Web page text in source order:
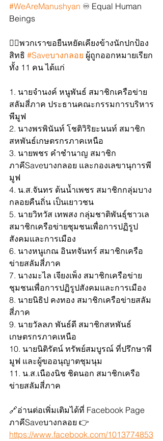
#WeAreManushyan ♾ Equal Human
Beings
✊🏼พวกเราขอยืนหยัดเคียงข้างนักปกป้อง
สิทธิ #Saveบางกลอย ผู้ถูกออกหมายเรียก
ทั้ง 11 คน ได้แก่
1. นายจำนงค์ หนูพันธ์ สมาชิกเครือข่าย
สลัมสี่ภาค ประธานคณะกรรมการบริหาร
พีมูฟ
2. นางพรพินันท์ โชติวิริยะนนท์ สมาชิก
สหพันธ์เกษตรกรภาคเหนือ
3. นายพชร คำชำนาญ สมาชิก
ภาคีSaveบางกลอย และกองเลขานุการพี
มูฟ
4. น.ส.จันทร ต้นน้ำเพชร สมาชิกกลุ่มบาง
กลอยคืนถิ่น เป็นเยาวชน
5. นายวิทวัส เทพสง กลุ่มชาติพันธุ์ชาวเล
สมาชิกเครือข่ายชุมชนเพื่อการปฏิรูป
สังคมและการเมือง
6. นางหนูเกณ อินทจันทร์ สมาชิกเครือ
ข่ายสลัมสี่ภาค
7. นางมะไล เจียงเพ็ง สมาชิกเครือข่าย
ชุมชนเพื่อการปฏิรูปสังคมและการเมือง
8. นายนิธิป คงทอง สมาชิกเครือข่ายสลัม
สี่ภาค
9. นายวัลลภ พันธ์ดี สมาชิกสหพันธ์
เกษตรกรภาคเหนือ
10. นายนิติรัตน์ ทรัพย์สมบูรณ์ ที่ปรึกษาพี
มูฟ และผู้ขออนุญาตชุมนุม
11. น.ส.เนืองนิช ชิดนอก สมาชิกเครือ
ข่ายสลัมสี่ภาค
🔗อ่านต่อเพิ่มเติมได้ที่ Facebook Page
ภาคีSaveบางกลอย 👉
https://www.facebook.com/1013774853